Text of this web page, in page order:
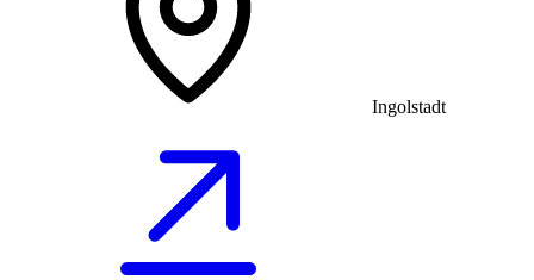
Ingolstadt